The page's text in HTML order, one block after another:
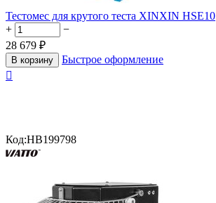
Тестомес для крутого теста XINXIN HSE10
+
−
28 679 ₽
В корзину
Быстрое оформление

Код:HB199798